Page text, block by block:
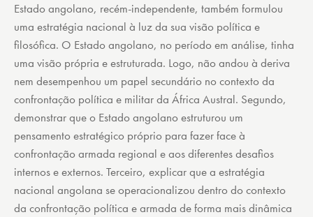
Estado angolano, recém-independente, também formulou
uma estratégia nacional à luz da sua visão política e
filosófica. O Estado angolano, no período em análise, tinha
uma visão própria e estruturada. Logo, não andou à deriva
nem desempenhou um papel secundário no contexto da
confrontação política e militar da África Austral. Segundo,
demonstrar que o Estado angolano estruturou um
pensamento estratégico próprio para fazer face à
confrontação armada regional e aos diferentes desafios
internos e externos. Terceiro, explicar que a estratégia
nacional angolana se operacionalizou dentro do contexto
da confrontação política e armada de forma mais dinâmica